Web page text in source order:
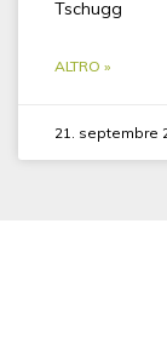
Tschugg
ALTRO »
21. septembre